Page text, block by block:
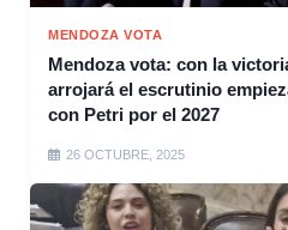
MENDOZA VOTA
Mendoza vota: con la
arrojará el escrutinio
con Petri por el 2027
26 OCTUBRE, 2025